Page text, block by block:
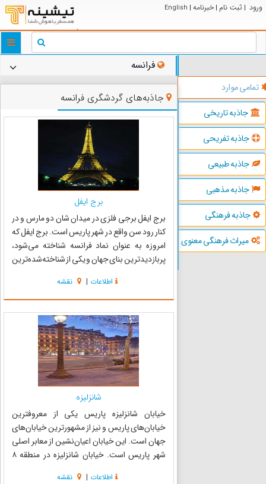
ورود | ثبت نام | خبرنامه |
English
تمامی موارد
جاذبه تاریخی
جاذبه تفریحی
جاذبه طبیعی
جاذبه مذهبی
جاذبه فرهنگی
میراث فرهنگی معنوی
فرانسه
جاذبه‌های گردشگری فرانسه
برج ایفل
برج ایفل برجی فلزی در میدان شان دو مارس و در
کنار رود سن واقع در شهر پاریس است. برج ایفل که
امروزه به عنوان نماد فرانسه شناخته می‌شود،
پربازدیدترین بنای جهان و یکی از شناخته‌شده‌ترین
آغاز و در ۳۱ مارس ۱۸۸۹ به پایان رسید. در آغاز برج
ایفل برا...
اطلاعات | نقشه
شانزلیزه
خیابان شانزلیزه پاریس یکی از معروفترین
خیابان‌های پاریس و نیز از مشهورترین خیابان‌های
جهان است. این خیابان اعیان‌نشین از معابر اصلی
شهر پاریس است. خیابان شانزلیزه در منطقه ۸
اطلاعات | نقشه